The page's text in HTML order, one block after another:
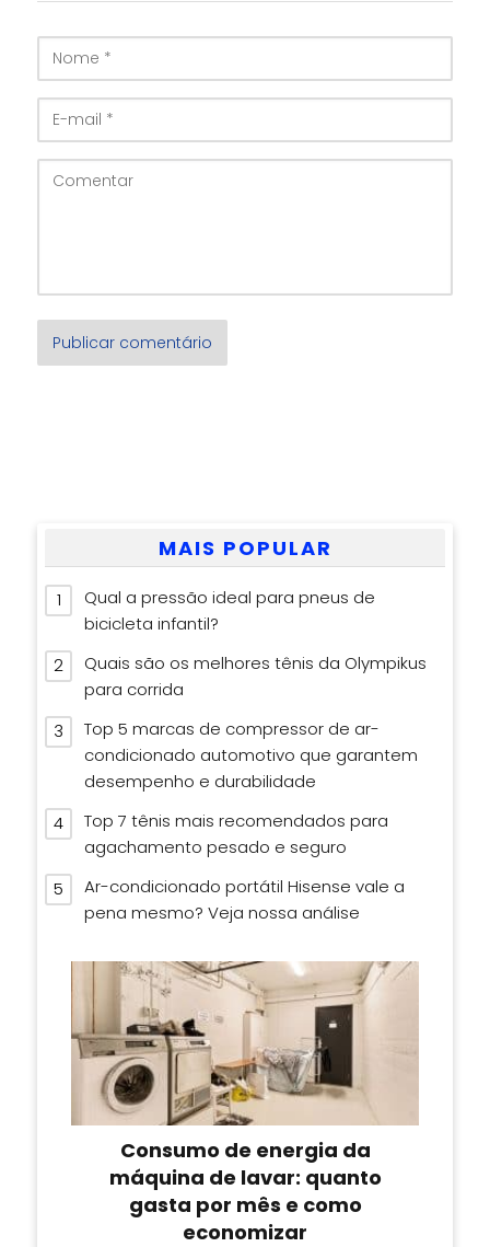
MAIS POPULAR
Qual a pressão ideal para pneus de
bicicleta infantil?
Quais são os melhores tênis da Olympikus
para corrida
Top 5 marcas de compressor de ar-
condicionado automotivo que garantem
desempenho e durabilidade
Top 7 tênis mais recomendados para
agachamento pesado e seguro
Ar-condicionado portátil Hisense vale a
pena mesmo? Veja nossa análise
Consumo de energia da
máquina de lavar: quanto
gasta por mês e como
economizar